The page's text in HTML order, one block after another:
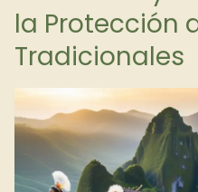
la Protección
Tradicionales